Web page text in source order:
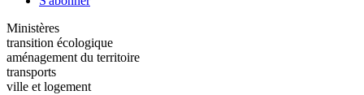
Ministères
transition écologique
aménagement du territoire
transports
ville et logement